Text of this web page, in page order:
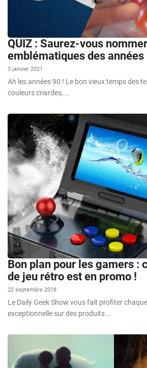
QUIZ : Saurez-vous
emblématiques des années
3 janvier 2021
Ah les années 90 ! Le bon vieux temps des
couleurs criardes, …
Bon plan pour les gamers :
de jeu rétro est en promo !
22 septembre 2018
Le Daily Geek Show vous fait profiter
exceptionnelle sur des produits …